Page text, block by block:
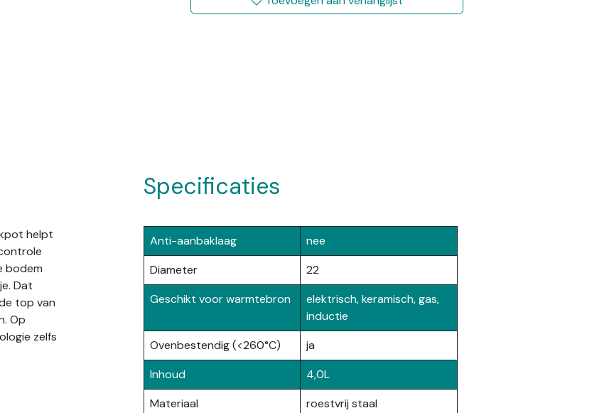
helpt
bodem
Dat
top van
Op
zelfs
Specificaties
Anti-aanbaklaag
nee
Diameter
22
Geschikt voor warmtebron
elektrisch, keramisch, gas,
inductie
Ovenbestendig (<260°C)
ja
Inhoud
4,0L
Materiaal
roestvrij staal